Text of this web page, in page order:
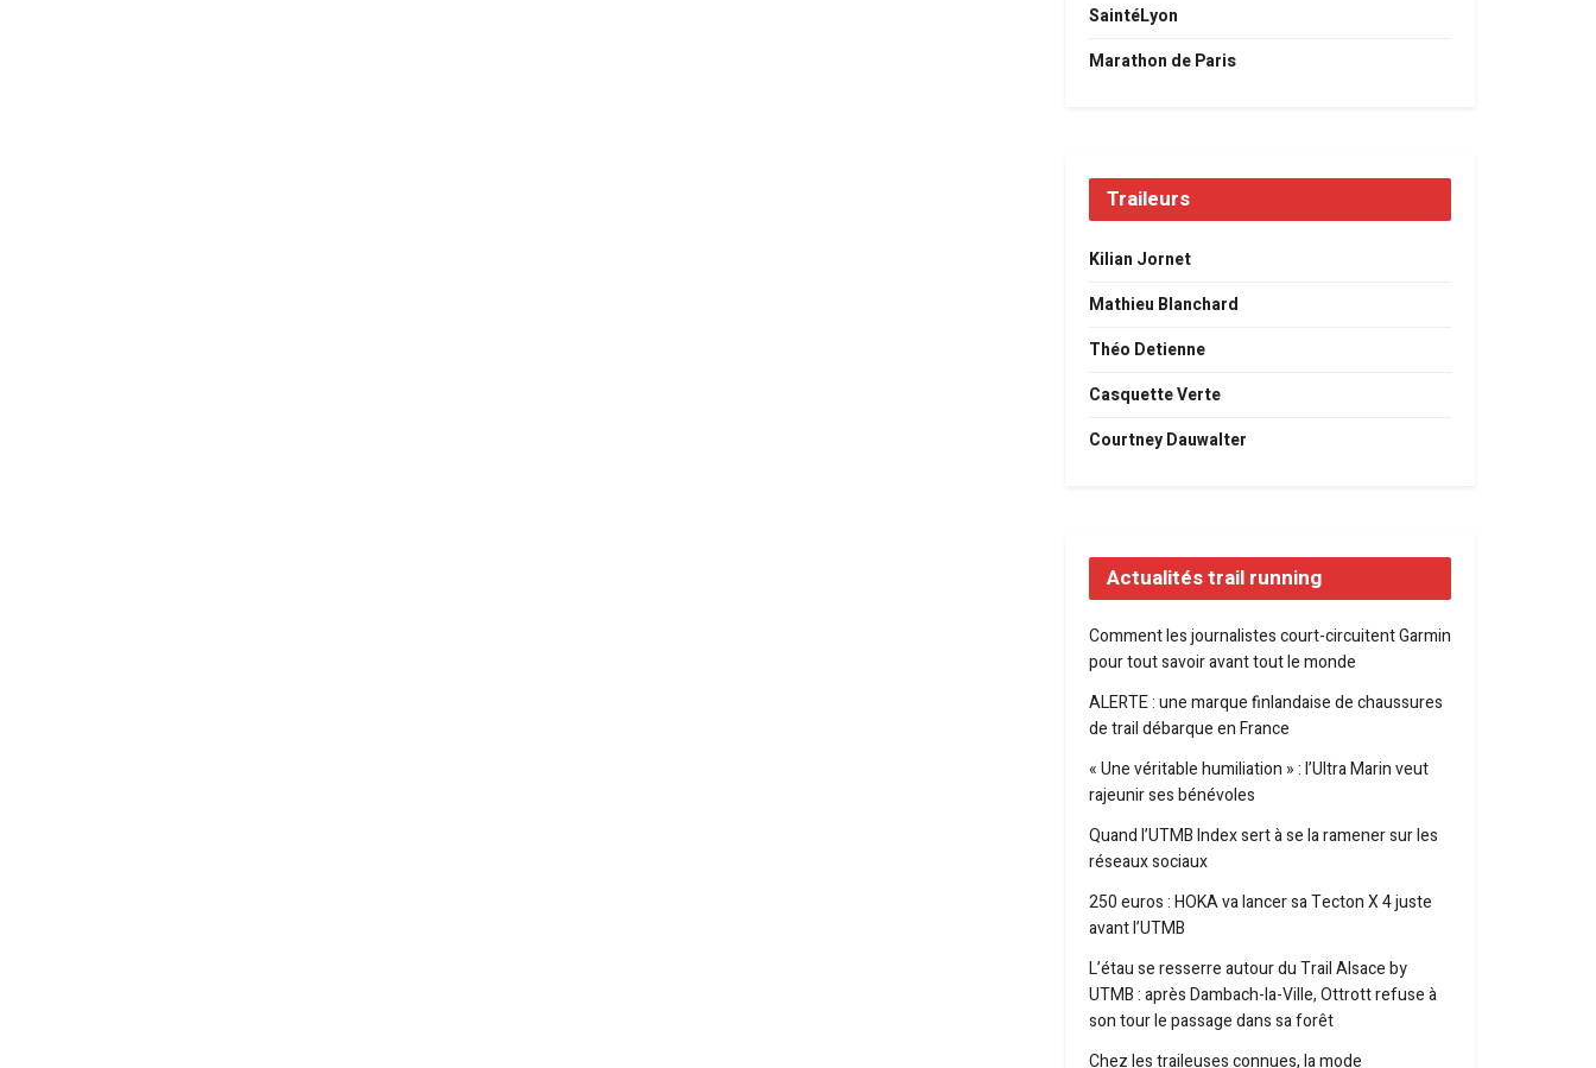
SaintéLyon
Marathon de Paris
Traileurs
Kilian Jornet
Mathieu Blanchard
Théo Detienne
Casquette Verte
Courtney Dauwalter
Actualités trail running
Comment les journalistes court-circuitent Garmin
pour tout savoir avant tout le monde
ALERTE : une marque finlandaise de chaussures
de trail débarque en France
« Une véritable humiliation » : l’Ultra Marin veut
rajeunir ses bénévoles
Quand l’UTMB Index sert à se la ramener sur les
réseaux sociaux
250 euros : HOKA va lancer sa Tecton X 4 juste
avant l’UTMB
L’étau se resserre autour du Trail Alsace by
UTMB : après Dambach-la-Ville, Ottrott refuse à
son tour le passage dans sa forêt
Chez les traileuses connues, la mode